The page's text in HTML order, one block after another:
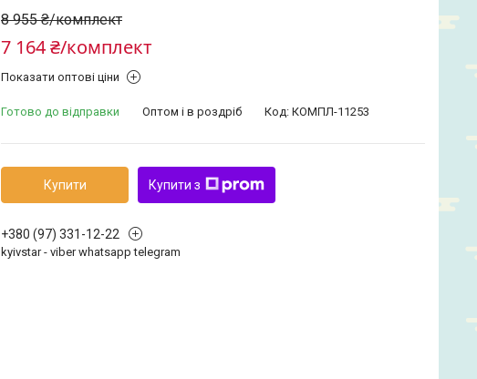
8 955 ₴/комплект
7 164 ₴/комплект
Показати оптові ціни
Готово до відправки Оптом і в роздріб Код: КОМПЛ-11253
Купити Купити з
+380 (97) 331-12-22
kyivstar - viber whatsapp telegram